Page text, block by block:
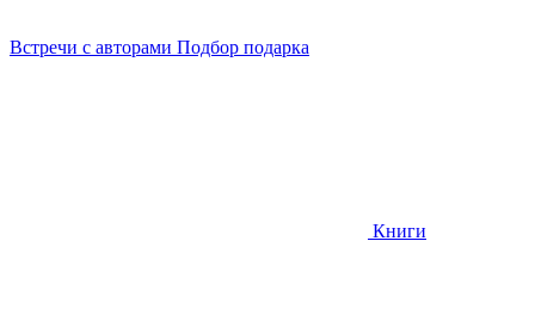
Встречи с авторами Подбор подарка
Книги